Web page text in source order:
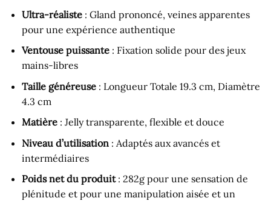
Ultra-réaliste: Gland prononcé, veines apparentes
pour une expérience authentique
Ventouse puissante: Fixation solide pour des jeux
mains-libres
Taille généreuse: Longueur Totale 19.3 cm, Diamètre
4.3 cm
Matière: Jelly transparente, flexible et douce
Niveau d’utilisation: Adaptés aux avancés et
intermédiaires
Poids net du produit: 282g pour une sensation de
plénitude et pour une manipulation aisée et un